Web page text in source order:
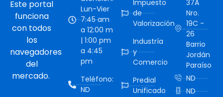
Este portal
funciona
con todos
los
navegadores
del
mercado.
Lun-Vier
7:45 am
a 12:00 m
| 1:00 pm
a 4:45
pm
Teléfono:
ND
Impuesto
de
Valorización
Industría
y
Comercio
Predial
Unificado
37A
Nro.
19C -
26
Barrio
Jordán
Paraíso
ND
ND